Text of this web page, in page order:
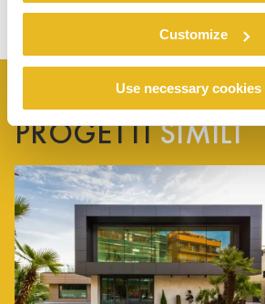
Customize
Use necessary
PROGETTI SIMILI